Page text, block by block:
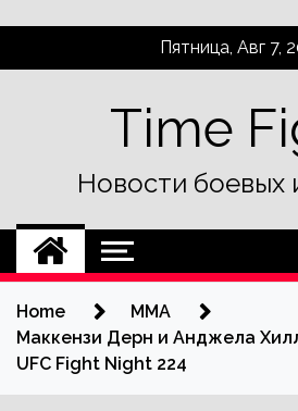
Пятница, Авг 7,
Time
Новости боевых
Home
ММА
Маккензи Дерн и Анджела
UFC Fight Night 224